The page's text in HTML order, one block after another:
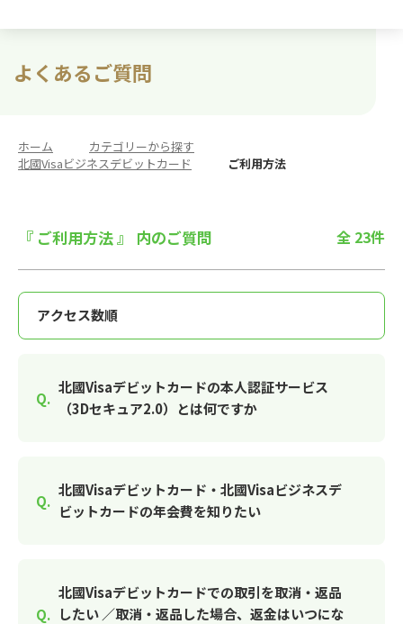
よくあるご質問
ホーム カテゴリーから探す
北國Visaビジネスデビットカード
ご利用方法
『 ご利用方法 』 内のご質問 全 23件
北國Visaデビットカードの本人認証サービス
（3Dセキュア2.0）とは何ですか
北國Visaデビットカード・北國Visaビジネスデ
ビットカードの年会費を知りたい
北國Visaデビットカードでの取引を取消・返品
したい ／取消・返品した場合、返金はいつにな